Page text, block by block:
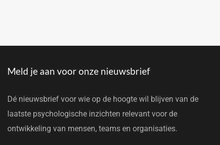
Meld je aan voor onze nieuwsbrief
Dé nieuwsbrief voor wie op de hoogte wil blijven van de
laatste psychologische inzichten relevant voor de
ontwikkeling van mensen, teams en organisaties.